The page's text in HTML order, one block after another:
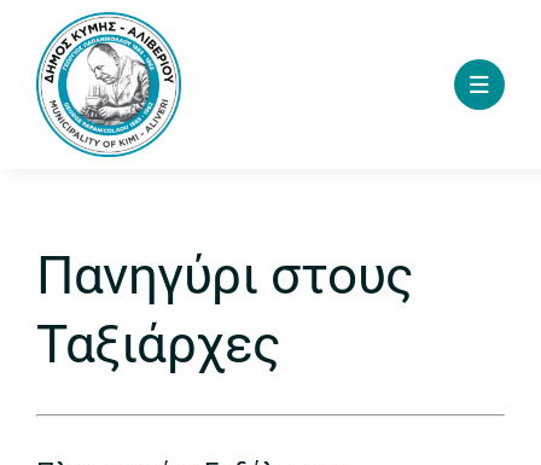
content
Πανηγύρι στους
Ταξιάρχες